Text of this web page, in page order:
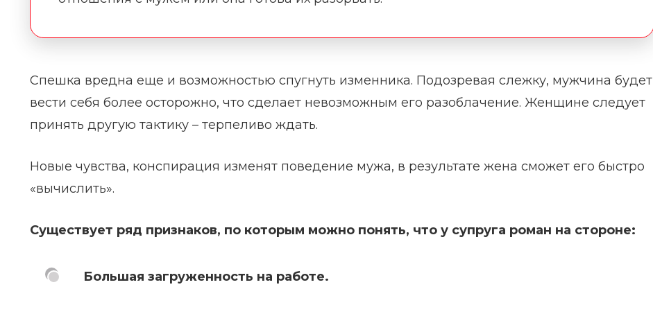
Спешка вредна еще и возможностью спугнуть изменника. Подозревая слежку, мужчина будет
вести себя более осторожно, что сделает невозможным его разоблачение. Женщине следует
принять другую тактику – терпеливо ждать.
Новые чувства, конспирация изменят поведение мужа, в результате жена сможет его быстро
«вычислить».
Существует ряд признаков, по которым можно понять, что у супруга роман на стороне:
Большая загруженность на работе.